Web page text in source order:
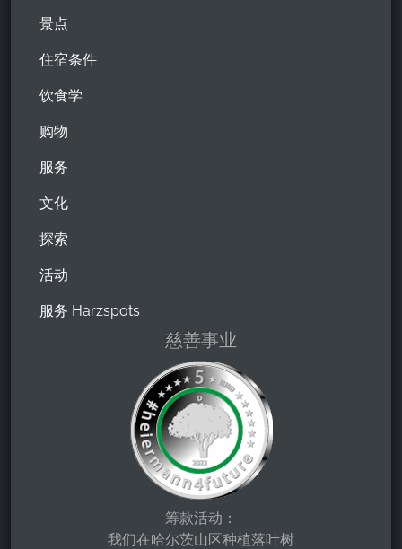
景点
住宿条件
饮食学
购物
服务
文化
探索
活动
服务 Harzspots
慈善事业
筹款活动：
我们在哈尔茨山区种植落叶树